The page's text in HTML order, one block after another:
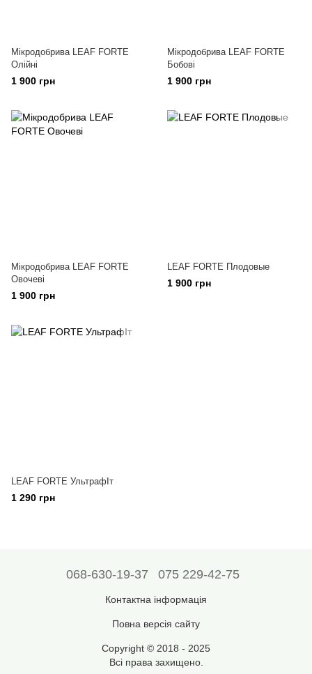
Мікродобрива LEAF FORTE
Олійні
1 900 грн
Мікродобрива LEAF FORTE
Бобові
1 900 грн
Мікродобрива LEAF FORTE
Овочеві
1 900 грн
LEAF FORTE Плодовые
1 900 грн
LEAF FORTE УльтрафІт
1 290 грн
068-630-19-37 075 229-42-75
Контактна інформація
Повна версія сайту
Copyright © 2018 - 2025
Всі права захищено.